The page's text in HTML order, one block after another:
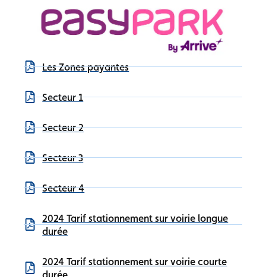
Les Zones payantes
Secteur 1
Secteur 2
Secteur 3
Secteur 4
2024 Tarif stationnement sur voirie longue
durée
2024 Tarif stationnement sur voirie courte
durée